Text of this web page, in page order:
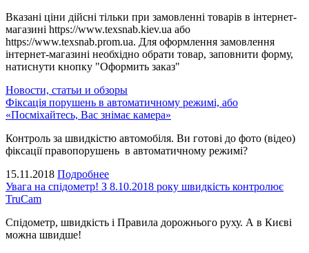
Вказані ціни дійсні тільки при замовленні товарів в інтернет-
магазині https://www.texsnab.kiev.ua або
https://www.texsnab.prom.ua. Для оформлення замовлення
інтернет-магазині необхідно обрати товар, заповнити форму,
натиснути кнопку "Оформить заказ"
Новости, статьи и обзоры
Фіксація порушень в автоматичному режимі, або
«Посміхайтесь, Вас знімає камера»
Контроль за швидкістю автомобіля. Ви готові до фото (відео)
фіксації правопорушень в автоматичному режимі?
15.11.2018 Подробнее
Увага на спідометр! З 8.10.2018 року швидкість контролює
TruCam
Спідометр, швидкість і Правила дорожнього руху. А в Києві
можна швидше!